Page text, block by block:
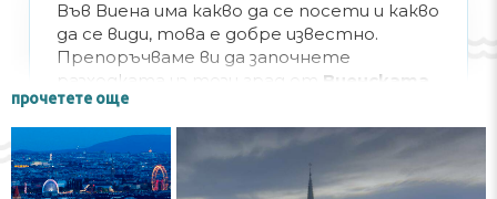
Във Виена има какво да се посети и какво
да се види, това е добре известно.
Препоръчваме ви да започнете
разходката из този град от Виенската
опера. Освен това, не е задължително
да купувате билет за спектакъл —
можете да дойдете тук в рамките на
организирани екскурзии.
прочетете още